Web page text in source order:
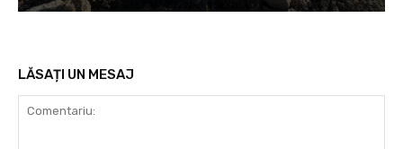
LĂSAȚI UN MESAJ